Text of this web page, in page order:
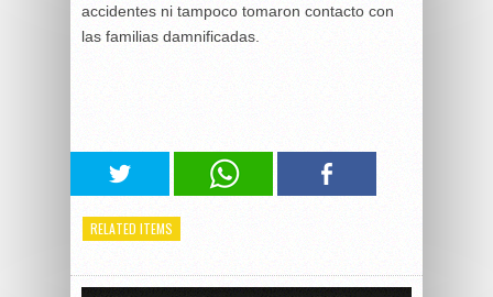
accidentes ni tampoco tomaron contacto con
las familias damnificadas.
RELATED ITEMS